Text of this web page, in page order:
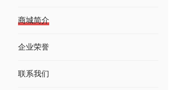
商城简介
企业荣誉
联系我们